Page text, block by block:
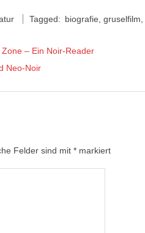
Tagged: biografie gruselfilm
– Ein Noir-Reader
Neo-Noir
Felder sind mit * markiert